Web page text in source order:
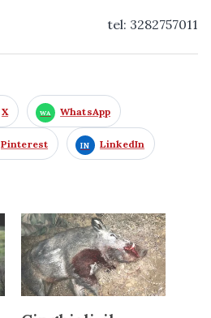
tel: 3282757011
X WhatsApp
Pinterest LinkedIn